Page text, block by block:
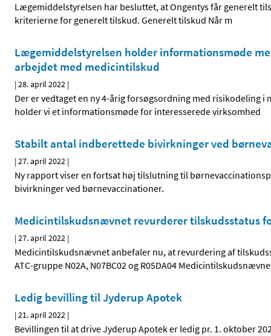
Lægemiddelstyrelsen har besluttet, at Ongentys får generelt
kriterierne for generelt tilskud. Generelt tilskud Når m
Lægemiddelstyrelsen holder informationsmøde
arbejdet med medicintilskud
|28. april 2022 |
Der er vedtaget en ny 4-årig forsøgsordning med risikodeling
holder vi et informationsmøde for interesserede virksomhed
Stabilt antal indberettede bivirkninger ved
|27. april 2022 |
Ny rapport viser en fortsat høj tilslutning til
bivirkninger ved børnevaccinationer.
Medicintilskudsnævnet revurderer tilskudsstatus
|27. april 2022 |
Medicintilskudsnævnet anbefaler nu, at revurdering af
ATC-gruppe N02A, N07BC02 og R05DA04
Ledig bevilling til Jyderup Apotek
|21. april 2022 |
Bevillingen til at drive Jyderup Apotek er ledig pr. 1. oktober